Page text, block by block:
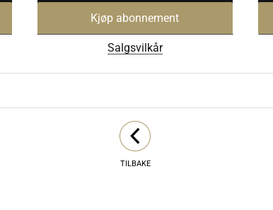
Kjøp abonnement
Salgsvilkår
TILBAKE